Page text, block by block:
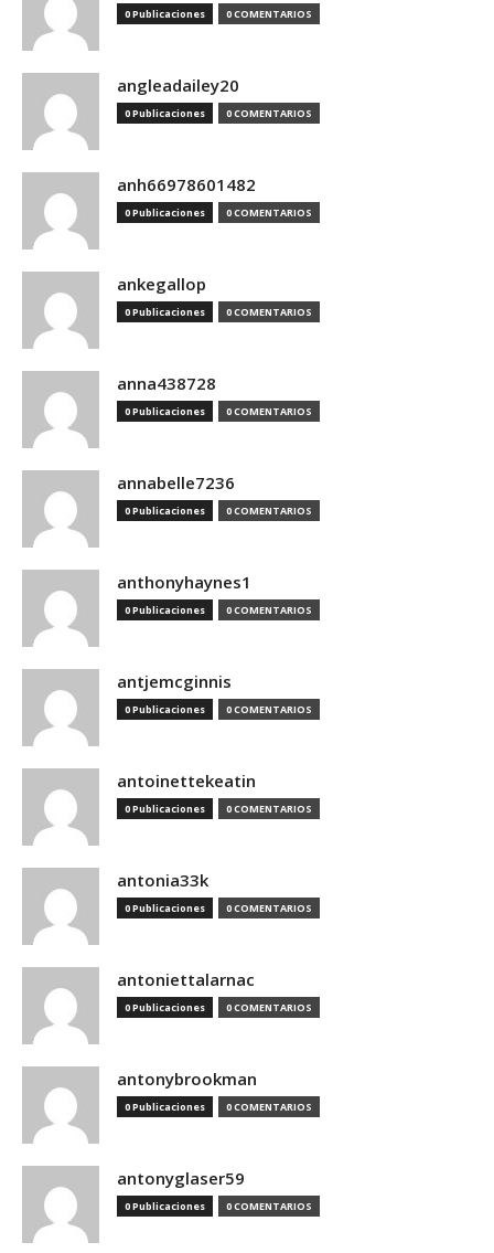
0 Publicaciones 0 COMENTARIOS
angleadailey20
0 Publicaciones 0 COMENTARIOS
anh66978601482
0 Publicaciones 0 COMENTARIOS
ankegallop
0 Publicaciones 0 COMENTARIOS
anna438728
0 Publicaciones 0 COMENTARIOS
annabelle7236
0 Publicaciones 0 COMENTARIOS
anthonyhaynes1
0 Publicaciones 0 COMENTARIOS
antjemcginnis
0 Publicaciones 0 COMENTARIOS
antoinettekeatin
0 Publicaciones 0 COMENTARIOS
antonia33k
0 Publicaciones 0 COMENTARIOS
antoniettalarnac
0 Publicaciones 0 COMENTARIOS
antonybrookman
0 Publicaciones 0 COMENTARIOS
antonyglaser59
0 Publicaciones 0 COMENTARIOS